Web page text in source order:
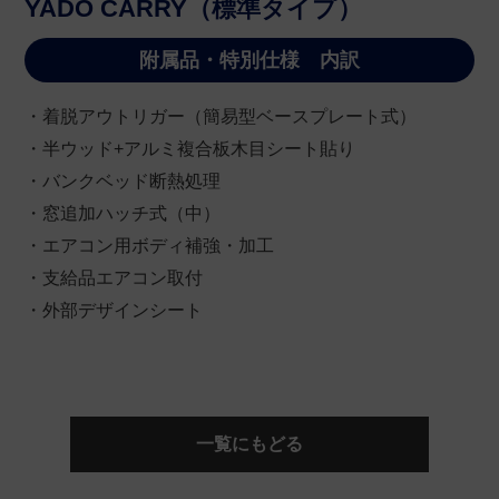
YADO CARRY（標準タイプ）
附属品・特別仕様 内訳
・着脱アウトリガー（簡易型ベースプレート式）
・半ウッド+アルミ複合板木目シート貼り
・バンクベッド断熱処理
・窓追加ハッチ式（中）
・エアコン用ボディ補強・加工
・支給品エアコン取付
・外部デザインシート
一覧にもどる